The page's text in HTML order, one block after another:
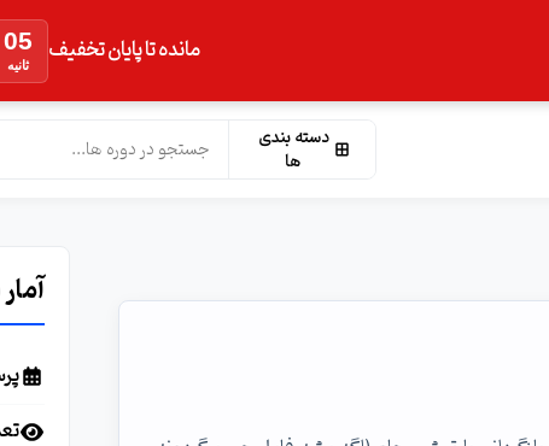
مانده تا پایان تخفیف 05
ثانیه
دسته بندی
ها